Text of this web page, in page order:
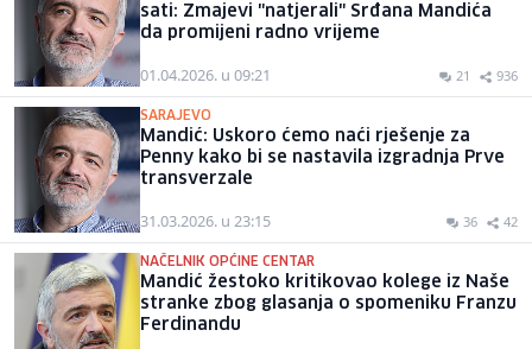
sati: Zmajevi "natjerali" Srđana Mandića
da promijeni radno vrijeme
01.04.2026. u 09:21 21 936
SARAJEVO
Mandić: Uskoro ćemo naći rješenje za
Penny kako bi se nastavila izgradnja Prve
transverzale
31.03.2026. u 23:15 36 42
NAČELNIK OPĆINE CENTAR
Mandić žestoko kritikovao kolege iz Naše
stranke zbog glasanja o spomeniku Franzu
Ferdinandu